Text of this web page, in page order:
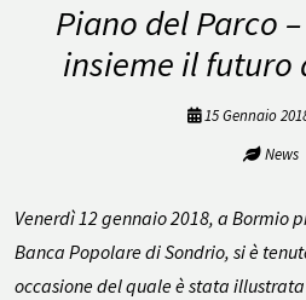
Piano del Parco
insieme il
15 Gennaio
News
Venerdì 12 gennaio 2018, a Bormio
Banca Popolare di Sondrio, si è
occasione del quale è stata